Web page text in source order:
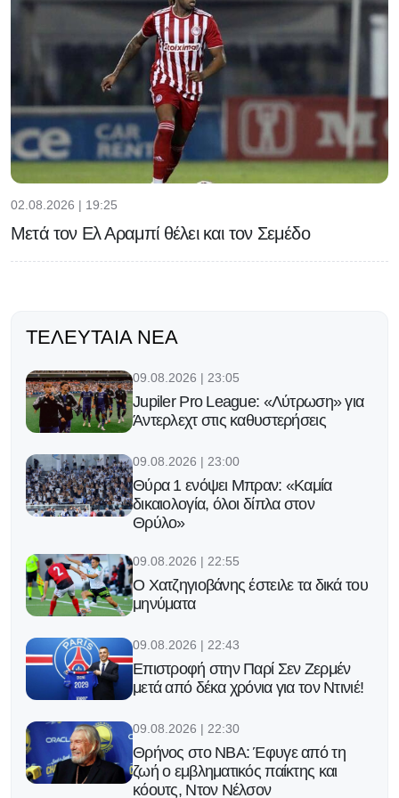
02.08.2026 | 19:25
Μετά τον Ελ Αραμπί θέλει και τον Σεμέδο
ΤΕΛΕΥΤΑΊΑ ΝΈΑ
09.08.2026 | 23:05
Jupiler Pro League: «Λύτρωση» για
Άντερλεχτ στις καθυστερήσεις
09.08.2026 | 23:00
Θύρα 1 ενόψει Μπραν: «Καμία
δικαιολογία, όλοι δίπλα στον
Θρύλο»
09.08.2026 | 22:55
Ο Χατζηγιοβάνης έστειλε τα δικά του
μηνύματα
09.08.2026 | 22:43
Επιστροφή στην Παρί Σεν Ζερμέν
μετά από δέκα χρόνια για τον Ντινιέ!
09.08.2026 | 22:30
Θρήνος στο NBA: Έφυγε από τη
ζωή ο εμβληματικός παίκτης και
κόουτς, Ντον Νέλσον